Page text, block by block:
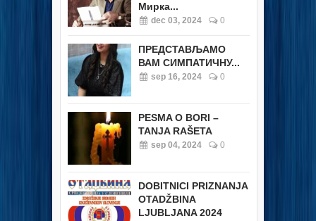
Мирка...
dec 03, 2024 0
ПРЕДСТАВЉАМО
ВАМ СИМПАТИЧНУ...
sep 16, 2024 0
PESMA O BORI –
TANJA RAŠETA
sep 04, 2024 0
DOBITNICI PRIZNANJA
OTADŽBINA
LJUBLJANA 2024